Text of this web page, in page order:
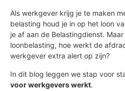
Als werkgever krijg je te maken
belasting houd je in op het loon
je af aan de Belastingdienst.
loonbelasting, hoe werkt de
werkgever extra alert op zijn?
In dit blog leggen we stap voor
voor werkgevers werkt.